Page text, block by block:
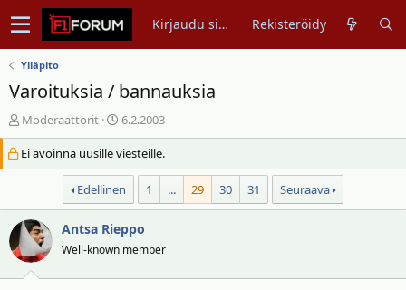
Kirjaudu sisään Rekisteröidy
Ylläpito
Varoituksia / bannauksia
V
i
e
s
i
k
e
t
j
Moderaattorit
A
l
o
i
t
u
s
p
i
6.2.2003
Ei avoinna uusille viesteille.
Edellinen 1 ... 29 30 31 Seuraava
Antsa Rieppo
Well-known member